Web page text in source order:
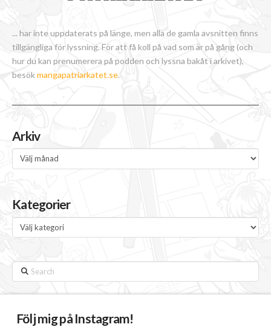
... har inte uppdaterats på länge, men alla de gamla avsnitten finns
tillgängliga för lyssning. För att få koll på vad som är på gång (och
hur du kan prenumerera på podden och lyssna bakåt i arkivet),
besökmangapatriarkatet.se.
Arkiv
Arkiv
Kategorier
Kategorier
Search
Följ mig på Instagram!